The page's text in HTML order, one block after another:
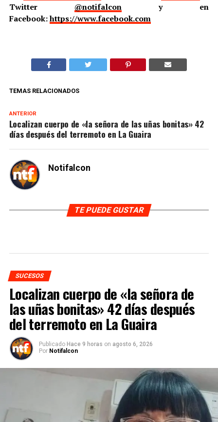
Twitter @notifalcony en
Facebook:https://www.facebook.com
TEMAS RELACIONADOS
ANTERIOR
Localizan cuerpo de «la señora de las uñas bonitas» 42
días después del terremoto en La Guaira
Notifalcon
TE PUEDE GUSTAR
SUCESOS
Localizan cuerpo de «la señora de
las uñas bonitas» 42 días después
del terremoto en La Guaira
Publicado Hace 9 horas on agosto 6, 2026
Por Notifalcon